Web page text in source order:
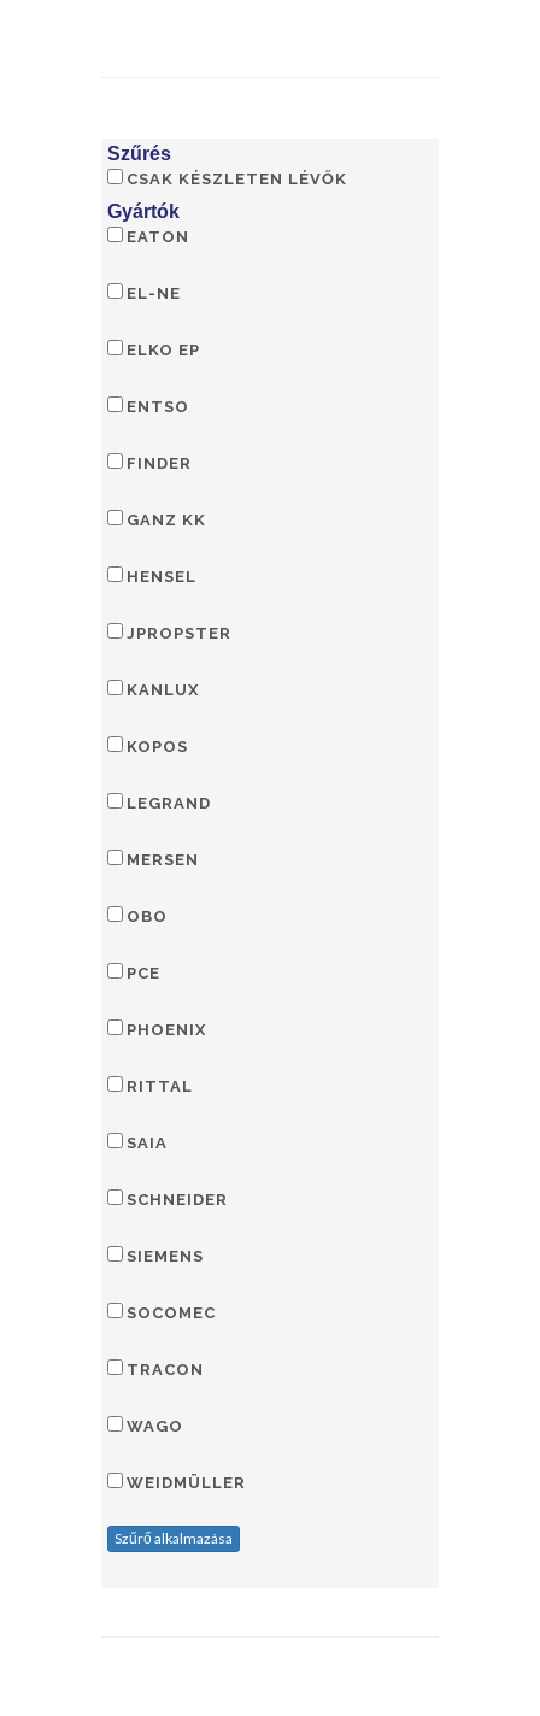
Szűrés
CSAK KÉSZLETEN LÉVŐK
Gyártók
EATON
EL-NE
ELKO EP
ENTSO
FINDER
GANZ KK
HENSEL
JPROPSTER
KANLUX
KOPOS
LEGRAND
MERSEN
OBO
PCE
PHOENIX
RITTAL
SAIA
SCHNEIDER
SIEMENS
SOCOMEC
TRACON
WAGO
WEIDMÜLLER
Szűrő alkalmazása